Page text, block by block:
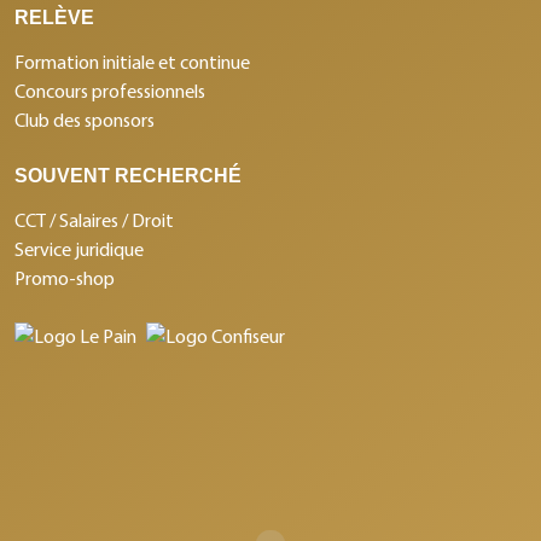
RELÈVE
Formation initiale et continue
Concours professionnels
Club des sponsors
SOUVENT RECHERCHÉ
CCT / Salaires / Droit
Service juridique
Promo-shop